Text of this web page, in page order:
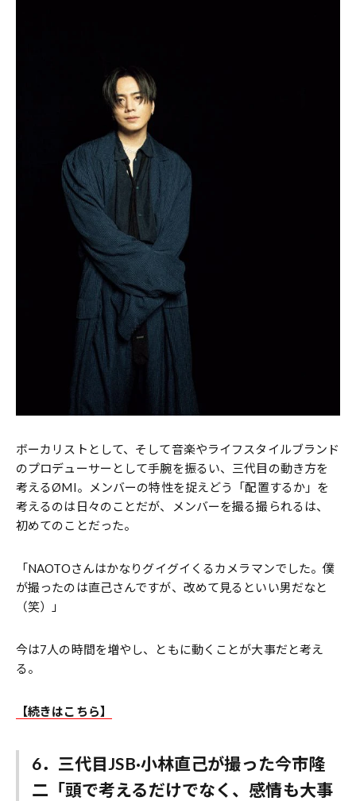
ボーカリストとして、そして音楽やライフスタイルブランド
のプロデューサーとして手腕を振るい、三代目の動き方を
考えるØMI。メンバーの特性を捉えどう「配置するか」を
考えるのは日々のことだが、メンバーを撮る撮られるは、
初めてのことだった。
「NAOTOさんはかなりグイグイくるカメラマンでした。僕
が撮ったのは直己さんですが、改めて見るといい男だなと
（笑）」
今は7人の時間を増やし、ともに動くことが大事だと考え
る。
【続きはこちら】
6．三代目JSB·小林直己が撮った今市隆
二「頭で考えるだけでなく、感情も大事